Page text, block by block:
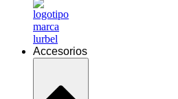
Accesorios